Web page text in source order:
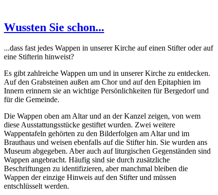
Wussten Sie schon...
...dass fast jedes Wappen in unserer Kirche auf einen Stifter oder auf
eine Stifterin hinweist?
Es gibt zahlreiche Wappen um und in unserer Kirche zu entdecken.
Auf den Grabsteinen außen am Chor und auf den Epitaphien im
Innern erinnern sie an wichtige Persönlichkeiten für Bergedorf und
für die Gemeinde.
Die Wappen oben am Altar und an der Kanzel zeigen, von wem
diese Ausstattungsstücke gestiftet wurden. Zwei weitere
Wappentafeln gehörten zu den Bilderfolgen am Altar und im
Brauthaus und weisen ebenfalls auf die Stifter hin. Sie wurden ans
Museum abgegeben. Aber auch auf liturgischen Gegenständen sind
Wappen angebracht. Häufig sind sie durch zusätzliche
Beschriftungen zu identifizieren, aber manchmal bleiben die
Wappen der einzige Hinweis auf den Stifter und müssen
entschlüsselt werden.